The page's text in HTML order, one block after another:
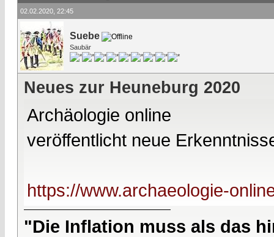
02.02.2020, 22:45
Suebe
Saubär
Neues zur Heuneburg 2020
Archäologie online
veröffentlicht neue
https://www.archaeologie-
"Die Inflation muss als das